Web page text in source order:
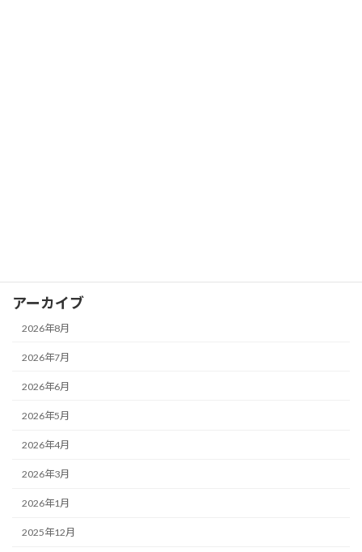
アーカイブ
2026年8月
2026年7月
2026年6月
2026年5月
2026年4月
2026年3月
2026年1月
2025年12月